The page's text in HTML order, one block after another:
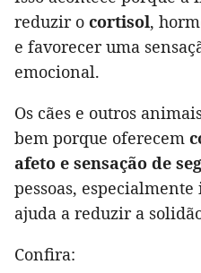
reduzir o cortisol,
e favorecer uma
emocional.
Os cães e outros
bem porque oferecem
afeto e sensação de
pessoas, especialmente
ajuda a reduzir a
Confira: